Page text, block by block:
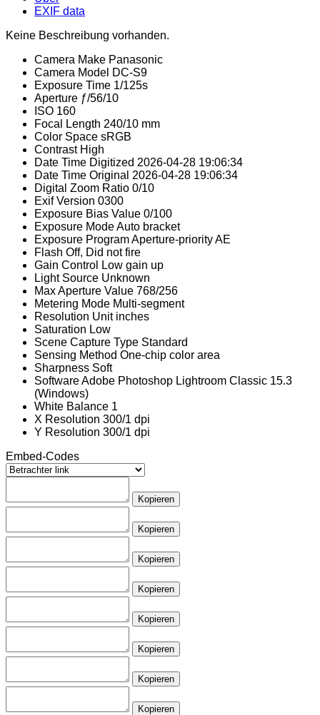
EXIF data
Keine Beschreibung vorhanden.
Camera Make Panasonic
Camera Model DC-S9
Exposure Time 1/125s
Aperture ƒ/56/10
ISO 160
Focal Length 240/10 mm
Color Space sRGB
Contrast High
Date Time Digitized 2026-04-28 19:06:34
Date Time Original 2026-04-28 19:06:34
Digital Zoom Ratio 0/10
Exif Version 0300
Exposure Bias Value 0/100
Exposure ModeAuto bracket
Exposure ProgramAperture-priority AE
Flash Off, Did not fire
Gain Control
Low gain up
Light Source Unknown
Max Aperture Value 768/256
Metering Mode Multi-segment
Resolution Unit inches
Saturation Low
Scene Capture Type Standard
Sensing Method One-chip color area
Sharpness Soft
SoftwareAdobe Photoshop Lightroom Classic 15.3
(Windows)
White Balance 1
X Resolution 300/1 dpi
Y Resolution 300/1 dpi
Embed-Codes
Kopieren
Kopieren
Kopieren
Kopieren
Kopieren
Kopieren
Kopieren
Kopieren